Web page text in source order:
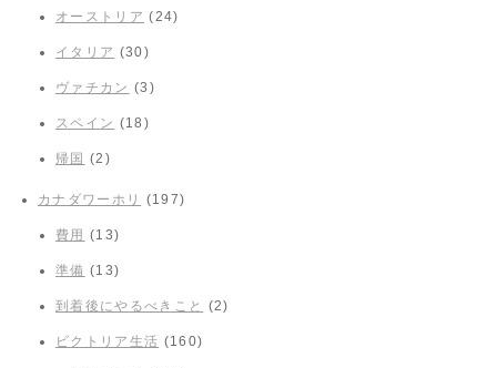
オーストリア (24)
イタリア (30)
ヴァチカン (3)
スペイン (18)
帰国 (2)
カナダワーホリ (197)
費用 (13)
準備 (13)
到着後にやるべきこと (2)
ビクトリア生活 (160)